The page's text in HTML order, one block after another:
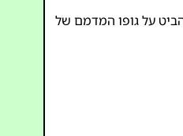
על גופו המדמם של